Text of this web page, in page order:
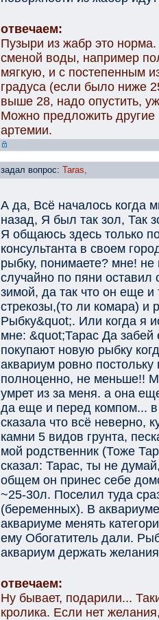
отвечаем:
Пузыри из жабр это
сменой воды, например
мягкую, и с постепенным
градуса (если было ниже
выше 28, надо опустить,
Можно предложить
артемии.
задал вопрос: Taras,
А да, Всё началось когда
назад, Я был так зол, Так
Я общаюсь здесь только
консультанта в своем
рыбку, понимаете? мне!
случайно по пяни
зимой, да так что он еще
стрекозы,(то ли комара) и
Рыбку&quot;. Или когда я
мне: &quot;Тарас Да забей
покупают новую рыбку
аквариум ровно
полноценно, не меньше!!
умрет из за меня. а она
да еще и перед компом...
сказала что всё неверно,
камни 5 видов грунта,
мой родственник (Тоже
сказал: Тарас, ты не
общем он принес себе
~25-30л. Поселил туда
(беременных). В
аквариуме менять
ему Обогатитель дали.
аквариум держать желания
отвечаем:
Ну бывает, подарили...
кролика. Если нет